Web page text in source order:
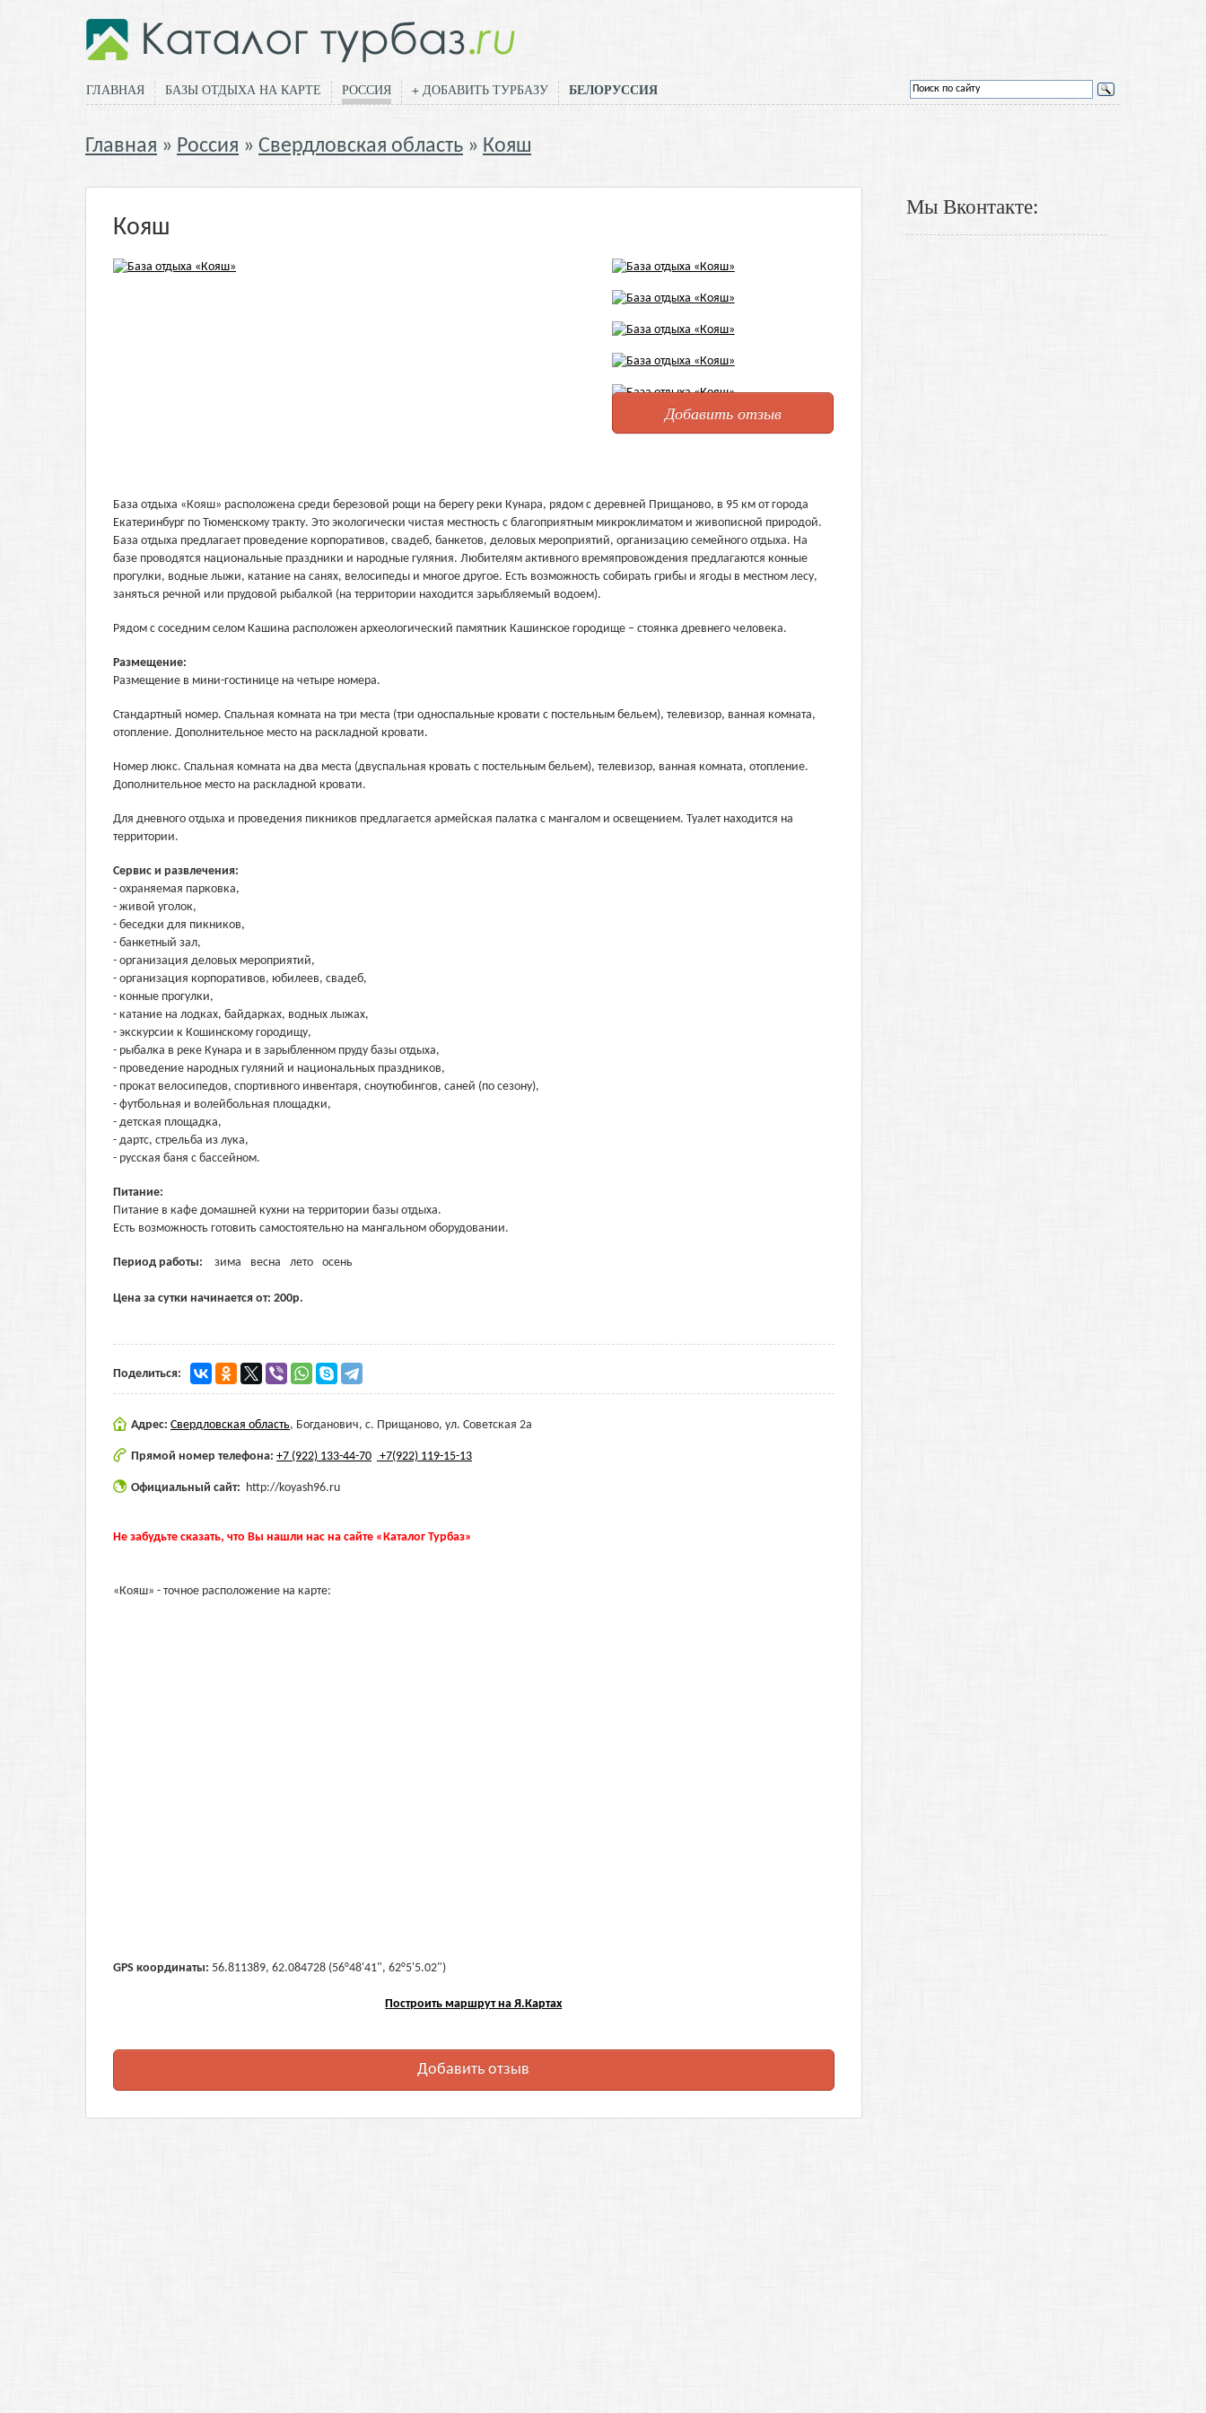
ГЛАВНАЯ БАЗЫ ОТДЫХА НА КАРТЕ РОССИЯ + ДОБАВИТЬ ТУРБАЗУ БЕЛОРУССИЯ
Главная Россия Свердловская область Кояш
Кояш
Добавить отзыв
База отдыха «Кояш» расположена среди березовой рощи на берегу реки Кунара, рядом с деревней Прищаново, в 95 км от города
Екатеринбург по Тюменскому тракту. Это экологически чистая местность с благоприятным микроклиматом и живописной природой.
База отдыха предлагает проведение корпоративов, свадеб, банкетов, деловых мероприятий, организацию семейного отдыха. На
базе проводятся национальные праздники и народные гуляния. Любителям активного времяпровождения предлагаются конные
прогулки, водные лыжи, катание на санях, велосипеды и многое другое. Есть возможность собирать грибы и ягоды в местном лесу,
заняться речной или прудовой рыбалкой (на территории находится зарыбляемый водоем).
Рядом с соседним селом Кашина расположен археологический памятник Кашинское городище – стоянка древнего человека.
Размещение:
Размещение в мини-гостинице на четыре номера.
Стандартный номер. Спальная комната на три места (три односпальные кровати с постельным бельем), телевизор, ванная комната,
отопление. Дополнительное место на раскладной кровати.
Номер люкс. Спальная комната на два места (двуспальная кровать с постельным бельем), телевизор, ванная комната, отопление.
Дополнительное место на раскладной кровати.
Для дневного отдыха и проведения пикников предлагается армейская палатка с мангалом и освещением. Туалет находится на
территории.
Сервис и развлечения:
- охраняемая парковка,
- живой уголок,
- беседки для пикников,
- банкетный зал,
- организация деловых мероприятий,
- организация корпоративов, юбилеев, свадеб,
- конные прогулки,
- катание на лодках, байдарках, водных лыжах,
- экскурсии к Кошинскому городищу,
- рыбалка в реке Кунара и в зарыбленном пруду базы отдыха,
- проведение народных гуляний и национальных праздников,
- прокат велосипедов, спортивного инвентаря, сноутюбингов, саней (по сезону),
- футбольная и волейбольная площадки,
- детская площадка,
- дартс, стрельба из лука,
- русская баня с бассейном.
Питание:
Питание в кафе домашней кухни на территории базы отдыха.
Есть возможность готовить самостоятельно на мангальном оборудовании.
Период работы: зима весна лето осень
Цена за сутки начинается от: 200р.
Поделиться:
Адрес: Свердловская область, Богданович, с. Прищаново, ул. Советская 2а
Прямой номер телефона: +7 (922) 133-44-70 +7(922) 119-15-13
Официальный сайт: http://koyash96.ru
Не забудьте сказать, что Вы нашли нас на сайте «Каталог Турбаз»
«Кояш» - точное расположение на карте:
GPS координаты: 56.811389, 62.084728 (56°48'41", 62°5'5.02")
Построить маршрут на Я.Картах
Добавить отзыв
Мы Вконтакте: